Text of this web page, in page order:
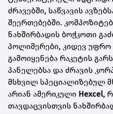
ძრავებში, საწვავის
შეერთებებში.
ნახშირბადის ბოჭკოთი
პოლიმერები, კიდევ უფრო
გამოიყენება რაკეტის
პანელებსა და ძრავის
მსხვილ სპეციალიზებულ
არიან ამერიკული Hexcel,
თავდაცვისთვის